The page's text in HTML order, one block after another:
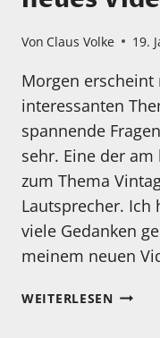
Von Claus Volke 19.
Morgen erscheint
interessanten
spannende
sehr. Eine der
zum Thema
Lautsprecher. Ich
viele Gedanken
meinem neuen
WEITERLESENAM